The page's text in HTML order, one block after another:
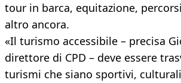
tour in barca, equitazione,
altro ancora.
«Il turismo accessibile – precisa
direttore di CPD – deve essere
turismi che siano sportivi,